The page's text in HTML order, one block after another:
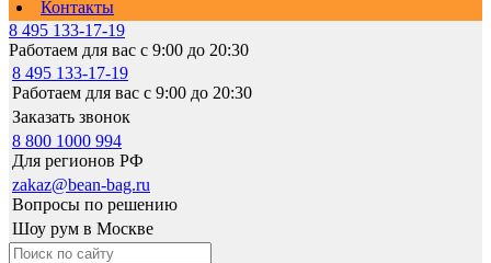
Контакты
8 495 133-17-19
Работаем для вас с 9:00 до 20:30
8 495 133-17-19
Работаем для вас с 9:00 до 20:30
Заказать звонок
8 800 1000 994
Для регионов РФ
zakaz@bean-bag.ru
Вопросы по решению
Шоу рум в Москве